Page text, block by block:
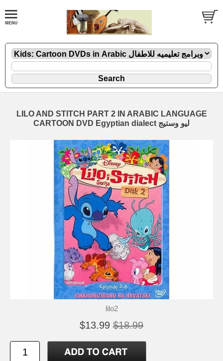
LILO AND STITCH PART 2 IN ARABIC LANGUAGE
CARTOON DVD Egyptian dialect ليو وستيج
lilo2
$13.99 $18.99